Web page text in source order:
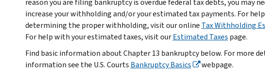
increase your withholding and/or your estimated tax payments. For help
determining the proper withholding, visit our online TaxWithholding
For help with your estimated taxes, visit ourEstimated Taxes page.
Find basic information about Chapter 13 bankruptcy below. For more
information see the U.S. Courts Bankruptcy Basics webpage.